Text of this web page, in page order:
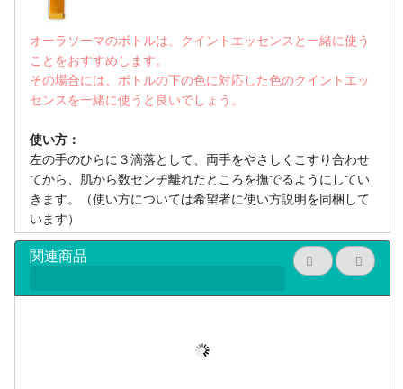
オーラソーマのボトルは、クイントエッセンスと一緒に使う
ことをおすすめします。
その場合には、ボトルの下の色に対応した色のクイントエッ
センスを一緒に使うと良いでしょう。
使い方：
左の手のひらに３滴落として、両手をやさしくこすり合わせ
てから、肌から数センチ離れたところを撫でるようにしてい
きます。（使い方については希望者に使い方説明を同梱して
います）
関連商品